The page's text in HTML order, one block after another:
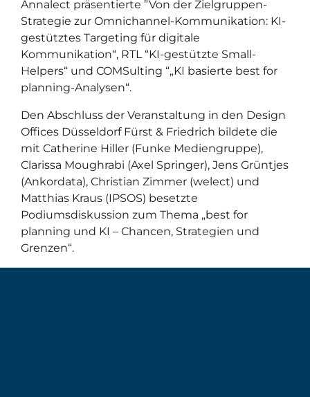
Annalect präsentierte ”Von der Zielgruppen-
Strategie zur Omnichannel-Kommunikation: KI-
gestütztes Targeting für digitale
Kommunikation“, RTL “KI-gestützte Small-
Helpers“ und COMSulting “„KI basierte best for
planning-Analysen“.
Den Abschluss der Veranstaltung in den Design
Offices Düsseldorf Fürst & Friedrich bildete die
mit Catherine Hiller (Funke Mediengruppe),
Clarissa Moughrabi (Axel Springer), Jens Grüntjes
(Ankordata), Christian Zimmer (welect) und
Matthias Kraus (IPSOS) besetzte
Podiumsdiskussion zum Thema „best for
planning und KI – Chancen, Strategien und
Grenzen“.